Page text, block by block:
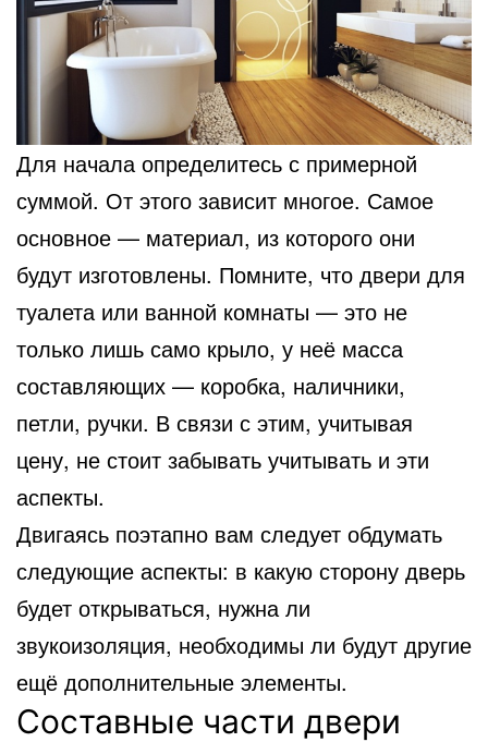
Для начала определитесь с примерной
суммой. От этого зависит многое. Самое
основное — материал, из которого они
будут изготовлены. Помните, что двери для
туалета или ванной комнаты — это не
только лишь само крыло, у неё масса
составляющих — коробка, наличники,
петли, ручки. В связи с этим, учитывая
цену, не стоит забывать учитывать и эти
аспекты.
Двигаясь поэтапно вам следует обдумать
следующие аспекты: в какую сторону дверь
будет открываться, нужна ли
звукоизоляция, необходимы ли будут другие
ещё дополнительные элементы.
Составные части двери